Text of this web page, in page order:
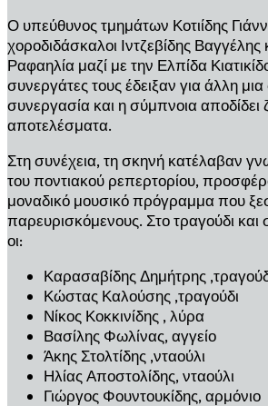
Ο υπεύθυνος τμημάτων Κοτιίδης
χοροδιδάσκαλοι Ιντζεβίδης Βαγγέλης
Ραφαηλία μαζί με την Ελπίδα
συνεργάτες τους έδειξαν για άλλη
συνεργασία και η σύμπνοια αποδίδει
αποτελέσματα.
Στη συνέχεια, τη σκηνή κατέλαβαν
του ποντιακού ρεπερτορίου,
μοναδικό μουσικό πρόγραμμα που
παρευρισκόμενους. Στο τραγούδι και
οι:
Καρασαβίδης Δημήτρης
Κώστας Καλούσης ,τραγούδι
Νίκος Κοκκινίδης , λύρα
Βασίλης Φωλίνας, αγγείο
Άκης Στολτίδης ,νταούλι
Ηλίας Αποστολίδης, νταούλι
Γιώργος Φουντουκίδης, αρμόνιο